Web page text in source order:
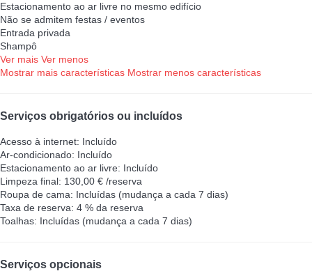
Estacionamento ao ar livre no mesmo edifício
Não se admitem festas / eventos
Entrada privada
Shampô
Ver mais Ver menos
Mostrar mais características Mostrar menos características
Serviços obrigatórios ou incluídos
Acesso à internet: Incluído
Ar-condicionado: Incluído
Estacionamento ao ar livre: Incluído
Limpeza final: 130,00 € /reserva
Roupa de cama: Incluídas (mudança a cada 7 dias)
Taxa de reserva: 4 % da reserva
Toalhas: Incluídas (mudança a cada 7 dias)
Serviços opcionais